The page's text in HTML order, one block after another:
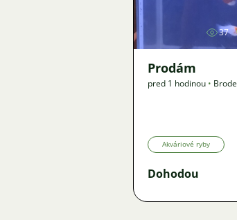
37
Prodám
pred 1 hodinou •
Akváriové ryby
Dohodou